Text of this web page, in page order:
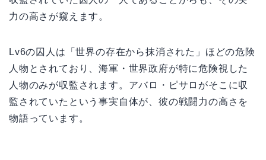
力の高さが窺えます。
Lv6の囚人は「世界の存在から抹消された」ほどの危険
人物とされており、海軍・世界政府が特に危険視した
人物のみが収監されます。アバロ・ピサロがそこに収
監されていたという事実自体が、彼の戦闘力の高さを
物語っています。